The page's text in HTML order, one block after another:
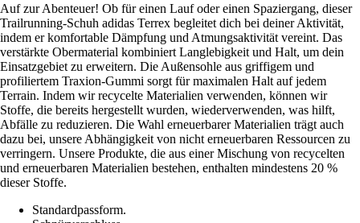
Auf zur Abenteuer! Ob für einen Lauf oder einen Spaziergang, dieser
Trailrunning-Schuh adidas Terrex begleitet dich bei deiner Aktivität,
indem er komfortable Dämpfung und Atmungsaktivität vereint. Das
verstärkte Obermaterial kombiniert Langlebigkeit und Halt, um dein
Einsatzgebiet zu erweitern. Die Außensohle aus griffigem und
profiliertem Traxion-Gummi sorgt für maximalen Halt auf jedem
Terrain. Indem wir recycelte Materialien verwenden, können wir
Stoffe, die bereits hergestellt wurden, wiederverwenden, was hilft,
Abfälle zu reduzieren. Die Wahl erneuerbarer Materialien trägt auch
dazu bei, unsere Abhängigkeit von nicht erneuerbaren Ressourcen zu
verringern. Unsere Produkte, die aus einer Mischung von recycelten
und erneuerbaren Materialien bestehen, enthalten mindestens 20 %
dieser Stoffe.
Standardpassform.